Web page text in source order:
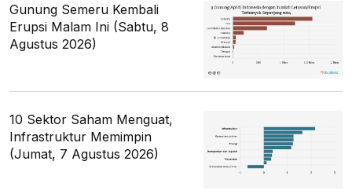
Gunung Semeru Kembali
Erupsi Malam Ini (Sabtu, 8
Agustus 2026)
10 Sektor Saham Menguat,
Infrastruktur Memimpin
(Jumat, 7 Agustus 2026)